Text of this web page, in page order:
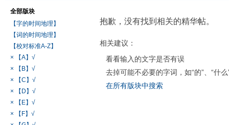
全部版块
【字的时间地理】
【词的时间地理】
【校对标准A-Z】
× 【A】√
× 【B】√
× 【C】√
× 【D】√
× 【E】√
× 【F】√
抱歉，没有找到相关的精华帖。
相关建议：
看看输入的文字是否有误
去掉可能不必要的字词，如“的”、“什么
在所有版块中搜索